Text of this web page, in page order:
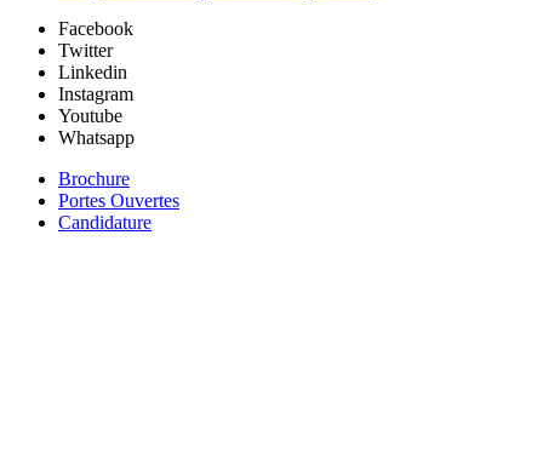
Facebook
Twitter
Linkedin
Instagram
Youtube
Whatsapp
Brochure
Portes Ouvertes
Candidature